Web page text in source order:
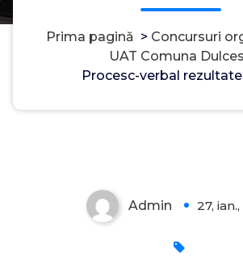
Prima pagină > Concursuri
UAT Comuna
Procesc-verbal
Admin 27,